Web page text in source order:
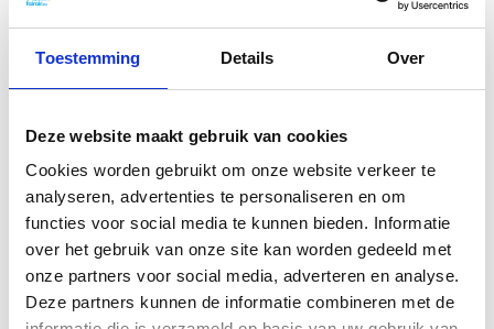
Toestemming Details Over
Deze website maakt gebruik van cookies
Cookies worden gebruikt om onze website verkeer te
analyseren, advertenties te personaliseren en om
functies voor social media te kunnen bieden. Informatie
over het gebruik van onze site kan worden gedeeld met
onze partners voor social media, adverteren en analyse.
Deze partners kunnen de informatie combineren met de
De WTW filters van fairair voor de Orcon HRV 275
kunt op eenvoudig zelf vervangen en in uw WTW
unit plaatsen. Bekijk hiervoorde handleiding
om uw
metprobioticatussendoor te reinigen. Lees hier
G4 Kwaliteit voor een G3 prijs
f'air G3 filters hebben een afvangst van 92%. De
afvangtst van G3 filters volgens de gestelde
EN779 normering moet tussen de 80% en 90%
zijn. Dat betekent concreet dat f'air G3 filters een